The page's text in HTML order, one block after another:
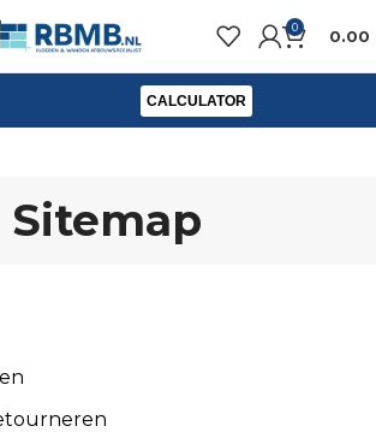
0 0.00
CALCULATOR
Sitemap